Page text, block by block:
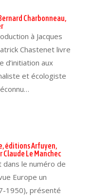
Charbonneau,
à Jacques
Chastenet livre
d’initiation aux
et écologiste
éditions Arfuyen,
Le Manchec
le numéro de
Europe un
1950), présenté